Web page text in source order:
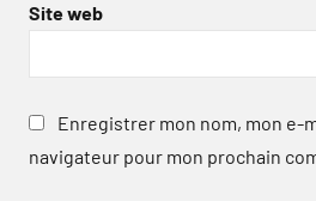
Site web
Enregistrer mon nom, mon e-
navigateur pour mon prochain